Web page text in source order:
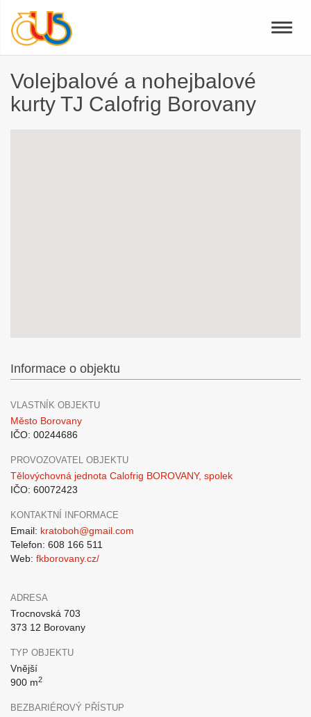
Toggle
Volejbalové a nohejbalové
kurty TJ Calofrig Borovany
Informace o objektu
VLASTNÍK OBJEKTU
Město Borovany
IČO: 00244686
PROVOZOVATEL OBJEKTU
Tělovýchovná jednota Calofrig BOROVANY, spolek
IČO: 60072423
KONTAKTNÍ INFORMACE
Email: kratoboh@gmail.com
Telefon: 608 166 511
Web: fkborovany.cz/
ADRESA
Trocnovská 703
373 12 Borovany
TYP OBJEKTU
Vnější
900 m2
BEZBARIÉROVÝ PŘÍSTUP